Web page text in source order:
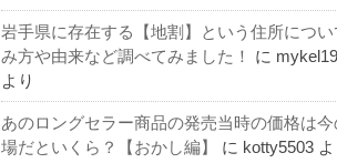
岩手県に存在する【地割】という住所につい
み方や由来など調べてみました！
に
より
あのロングセラー商品の発売当時の価格は今
場だといくら？【おかし編】
に kotty5503